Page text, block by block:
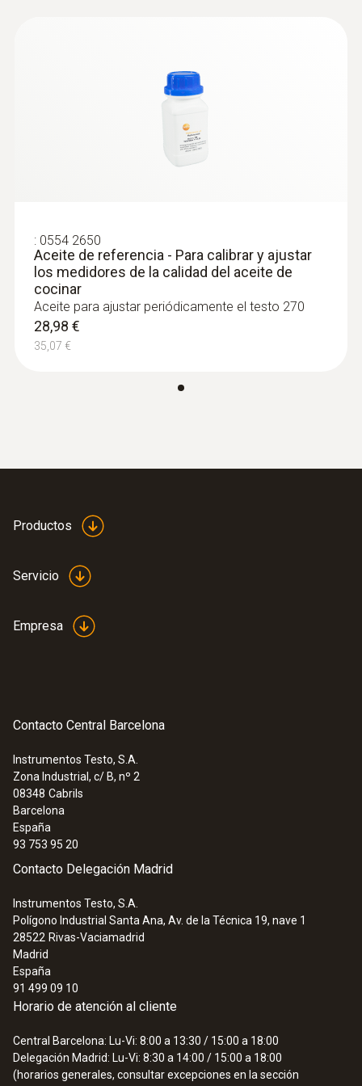
Temperatura de almacenamiento
Temperatura de uso
*Additional function is available after App
registration
: 0554 2650
Aceite de referencia - Para calibrar y ajustar
los medidores de la calidad del aceite de
cocinar
Aceite para ajustar periódicamente el testo 270
28,98 €
35,07 €
Productos
Servicio
Empresa
Contacto Central Barcelona
Instrumentos Testo, S.A.
Zona Industrial, c/ B, nº 2
08348 Cabrils
Barcelona
España
93 753 95 20
Contacto Delegación Madrid
Instrumentos Testo, S.A.
Polígono Industrial Santa Ana, Av. de la Técnica 19, nave 1
28522 Rivas-Vaciamadrid
Madrid
España
91 499 09 10
Horario de atención al cliente
Central Barcelona: Lu-Vi: 8:00 a 13:30 / 15:00 a 18:00
Delegación Madrid: Lu-Vi: 8:30 a 14:00 / 15:00 a 18:00
(horarios generales, consultar excepciones en la sección